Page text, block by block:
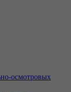
осмотровых